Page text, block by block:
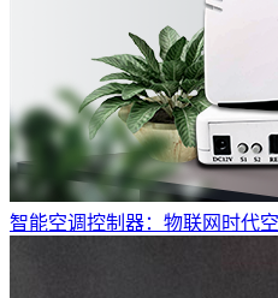
智能空调控制器：物联网时代